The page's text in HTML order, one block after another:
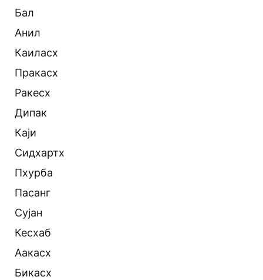
Бал
Анил
Каиласх
Пракасх
Ракесх
Дипак
Каји
Сидхартх
Пхурба
Пасанг
Сујан
Кесхаб
Аакасх
Бикасх